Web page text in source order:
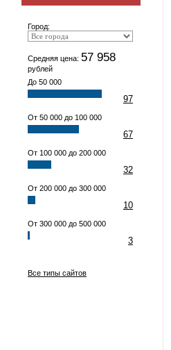
Город:
Средняя цена: 57 958
рублей
До 50 000
97
От 50 000 до 100 000
67
От 100 000 до 200 000
32
От 200 000 до 300 000
10
От 300 000 до 500 000
3
Все типы сайтов